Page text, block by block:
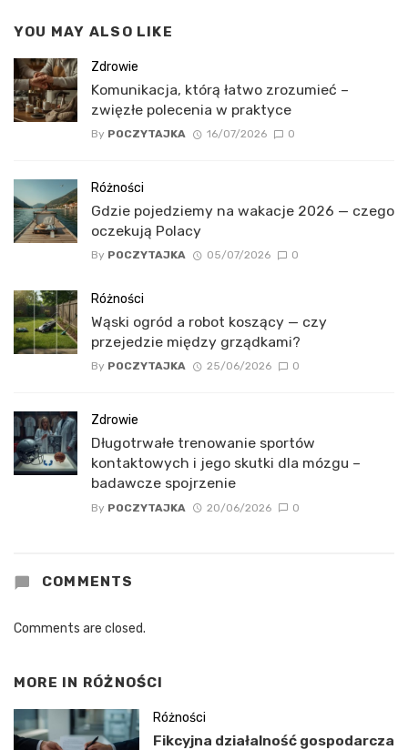
YOU MAY ALSO LIKE
Zdrowie
Komunikacja, którą łatwo zrozumieć –
zwięzłe polecenia w praktyce
By POCZYTAJKA 16/07/2026 0
Różności
Gdzie pojedziemy na wakacje 2026 — czego
oczekują Polacy
By POCZYTAJKA 05/07/2026 0
Różności
Wąski ogród a robot koszący — czy
przejedzie między grządkami?
By POCZYTAJKA 25/06/2026 0
Zdrowie
Długotrwałe trenowanie sportów
kontaktowych i jego skutki dla mózgu –
badawcze spojrzenie
By POCZYTAJKA 20/06/2026 0
COMMENTS
Comments are closed.
MORE IN RÓŻNOŚCI
Różności
Fikcyjna działalność gospodarcza